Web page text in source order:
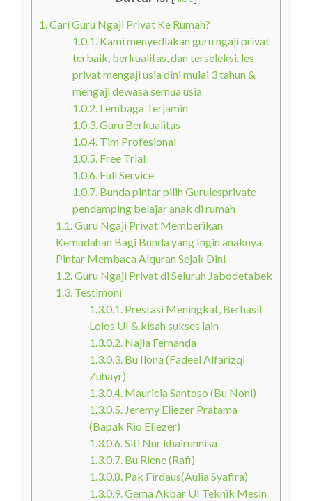
1.Cari Guru Ngaji Privat Ke Rumah?
1.0.1. Kami menyediakan guru ngaji privat
terbaik, berkualitas, dan terseleksi. les
privat mengaji usia dini mulai 3 tahun &
mengaji dewasa semua usia
1.0.2. Lembaga Terjamin
1.0.3.Guru Berkualitas
1.0.4. Tim Profesional
1.0.5. Free Trial
1.0.6. Full Service
1.0.7. Bunda pintar pilih Gurulesprivate
pendamping belajar anak di rumah
1.1.Guru Ngaji Privat Memberikan
Kemudahan Bagi Bunda yang Ingin anaknya
Pintar Membaca Alquran Sejak Dini
1.2.Guru Ngaji Privat di Seluruh Jabodetabek
1.3. Testimoni
1.3.0.1. Prestasi Meningkat, Berhasil
Lolos UI & kisah sukses lain
1.3.0.2. Najla Fernanda
1.3.0.3. Bu Ilona (Fadeel Alfarizqi
Zuhayr)
1.3.0.4. Mauricia Santoso (Bu Noni)
1.3.0.5. Jeremy Eliezer Pratama
(Bapak Rio Eliezer)
1.3.0.6.Siti Nur khairunnisa
1.3.0.7. Bu Riene (Rafi)
1.3.0.8. Pak Firdaus(Aulia Syafira)
1.3.0.9.Gema Akbar UI Teknik Mesin